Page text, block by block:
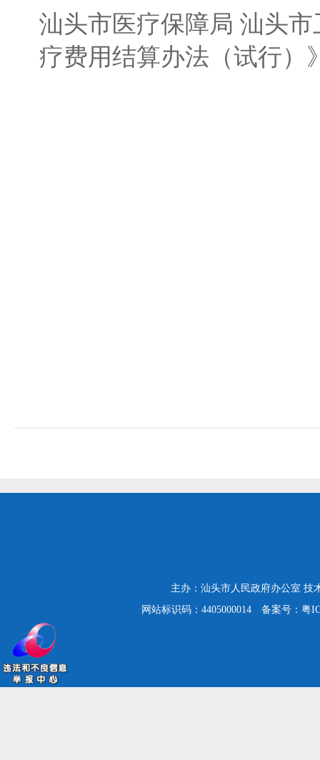
汕头市医疗保障局 汕头
疗费用结算办法（试行）
主办：汕头市人民政府办公室 技
网站标识码：4405000014
备案号：粤